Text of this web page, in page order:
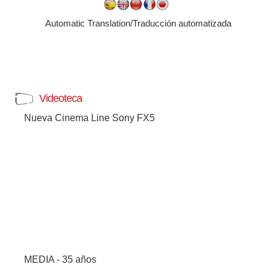
Automatic Translation/Traducción automatizada
Videoteca
Nueva Cinema Line Sony FX5
MEDIA - 35 años